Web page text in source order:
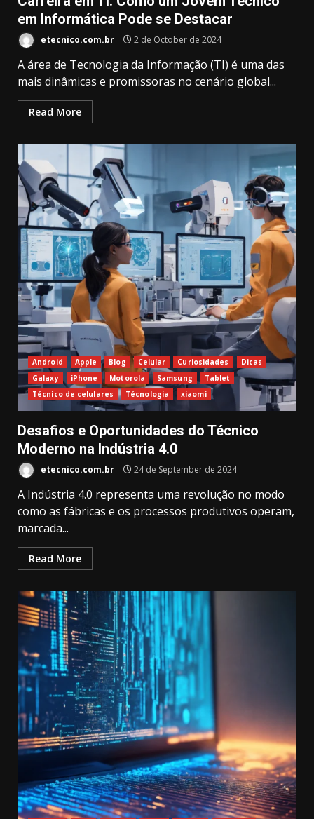
em Informática Pode se Destacar
etecnico.com.br 2 de October de 2024
A área de Tecnologia da Informação (TI) é uma das
mais dinâmicas e promissoras no cenário global...
Read More
Android Apple Blog Celular Curiosidades
Dicas
Galaxy
iPhone Motorola Samsung
Tablet
Técnico de celulares
Técnologia xiaomi
Desafios e Oportunidades do Técnico
Moderno na Indústria 4.0
etecnico.com.br 24 de September de 2024
A Indústria 4.0 representa uma revolução no modo
como as fábricas e os processos produtivos operam,
marcada...
Read More